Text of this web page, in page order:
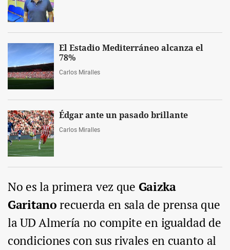
El Estadio Mediterráneo alcanza el
78%
Carlos Miralles
Édgar ante un pasado brillante
Carlos Miralles
No es la primera vez que Gaizka
Garitanorecuerda en sala de prensa que
la UD Almería no compite en igualdad de
condiciones con sus rivales en cuanto al